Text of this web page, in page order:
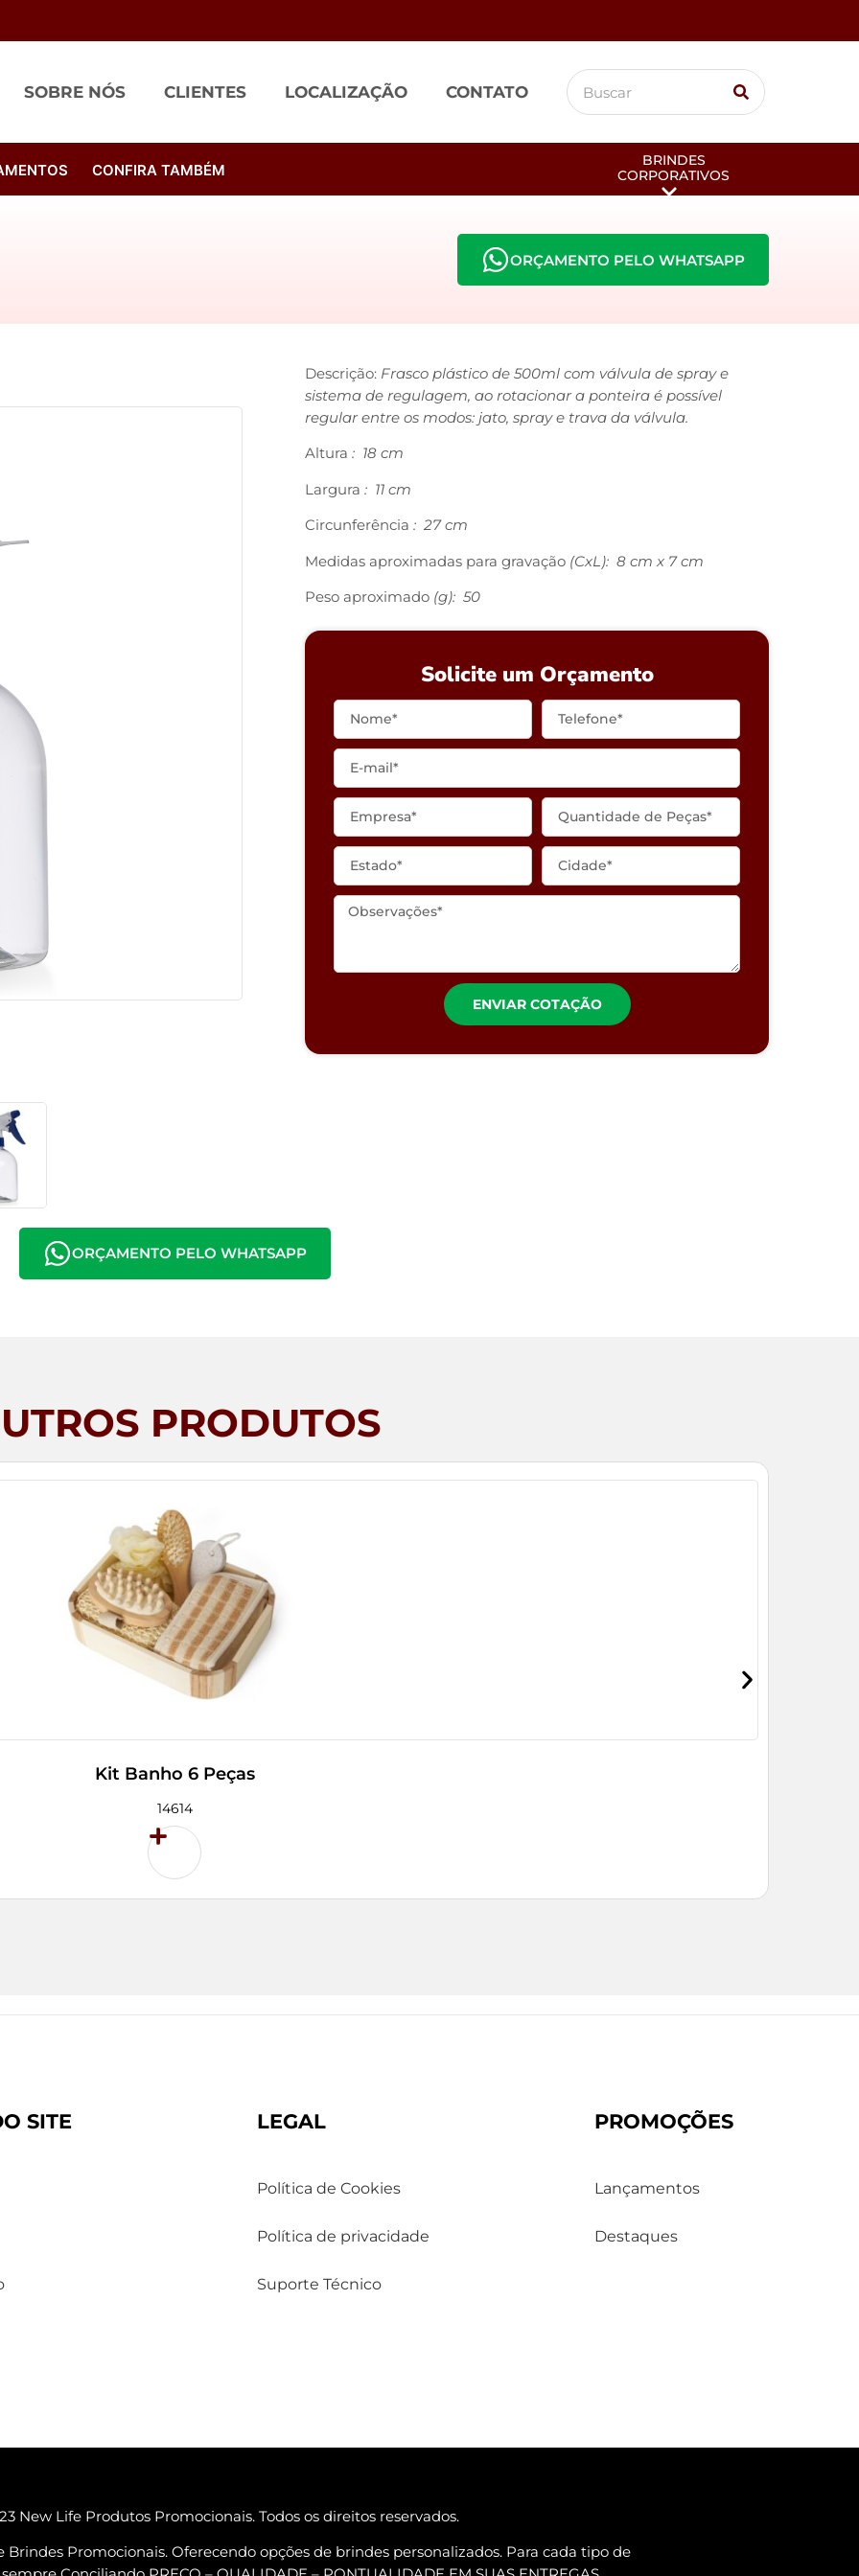
SOBRE NÓS CLIENTES LOCALIZAÇÃO CONTATO
CONFIRA TAMBÉM
BRINDES
CORPORATIVOS
ORÇAMENTO PELO WHATSAPP
Descrição: Frasco plástico de 500ml com válvula de spray e
sistema de regulagem, ao rotacionar a ponteira é possível
regular entre os modos: jato, spray e trava da válvula.
Altura : 18 cm
Largura : 11 cm
Circunferência : 27 cm
Medidas aproximadas para gravação (CxL): 8 cm x 7 cm
Peso aproximado (g): 50
Solicite um Orçamento
ENVIAR COTAÇÃO
ORÇAMENTO PELO WHATSAPP
PRODUTOS
Kit Banho 6 Peças
14614
SITE LEGAL
Política de Cookies
Política de privacidade
Suporte Técnico
PROMOÇÕES
Lançamentos
Destaques
New Life Produtos Promocionais. Todos os direitos reservados.
Promocionais. Oferecendo opções de brindes personalizados. Para cada tipo de